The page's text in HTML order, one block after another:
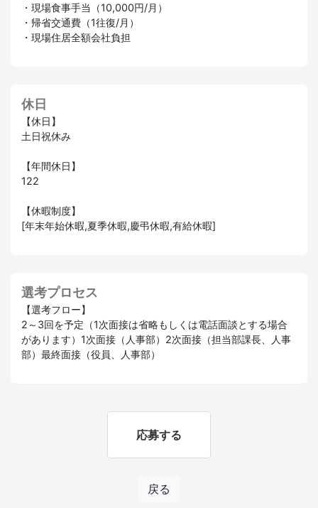
・現場食事手当（10,000円/月）
・帰省交通費（1往復/月）
・現場住居全額会社負担
休日
【休日】
土日祝休み
【年間休日】
122
【休暇制度】
[年末年始休暇,夏季休暇,慶弔休暇,有給休暇]
選考プロセス
【選考フロー】
2～3回を予定（1次面接は省略もしくは電話面談とする場合
があります）1次面接（人事部）2次面接（担当部課長、人事
部）最終面接（役員、人事部）
応募する
戻る